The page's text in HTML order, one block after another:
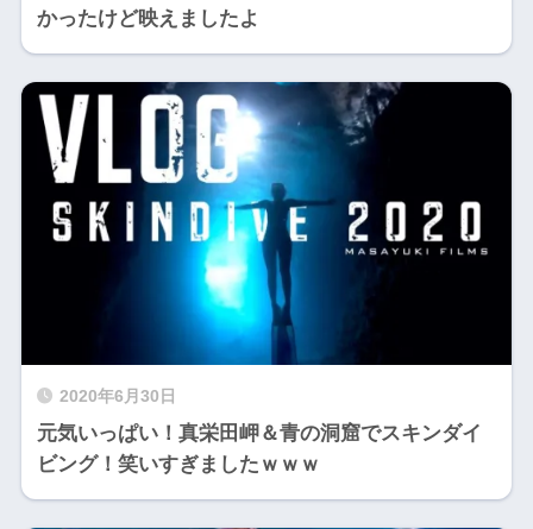
かったけど映えましたよ
2020年6月30日
元気いっぱい！真栄田岬＆青の洞窟でスキンダイ
ビング！笑いすぎましたｗｗｗ